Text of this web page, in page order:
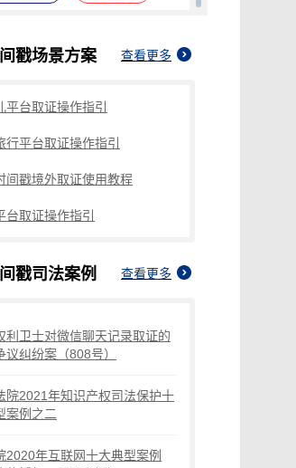
为电子合同提供可靠电子签
电子邮件认证平台
电子证据
为人工智能生成内容提供溯
源与认证
了解详情 立即使用
标准时间戳服务，时间戳服
戳场景方案 查看更多
平台取证操作指引
行平台取证操作指引
间戳境外取证使用教程
台取证操作指引
戳司法案例 查看更多
利卫士对微信聊天记录取证的
议纠纷案（808号）
院2021年知识产权司法保护十
案例之二
2020年互联网十大典型案例